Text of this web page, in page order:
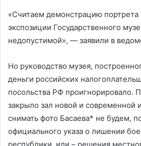
«Считаем демонстрацию
экспозиции Государственного
недопустимой», — заявили в
Но руководство музея,
деньги российских
посольства РФ проигнорировало.
закрыло зал новой и современной
снимать фото Басаева* не будем,
официального указа о лишении